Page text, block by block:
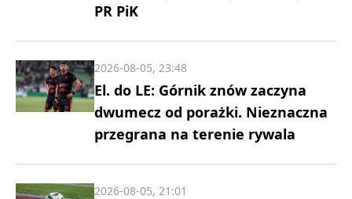
PR PiK
El. do LE: Górnik znów zaczyna
dwumecz od porażki. Nieznaczna
przegrana na terenie rywala
2026-08-05, 23:48
2026-08-05, 21:01